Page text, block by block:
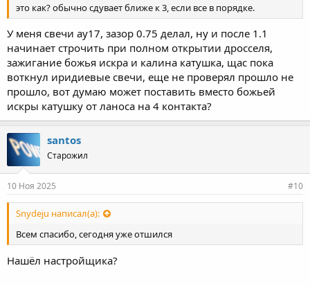
это как? обычно сдувает ближе к 3, если все в порядке.
У меня свечи ау17, зазор 0.75 делал, ну и после 1.1
начинает строчить при полном открытии дросселя,
зажигание божья искра и калина катушка, щас пока
воткнул иридиевые свечи, еще не проверял прошло не
прошло, вот думаю может поставить вместо божьей
искры катушку от ланоса на 4 контакта?
santos
Старожил
10 Ноя 2025 #10
Snydeju написал(а):
Всем спасибо, сегодня уже отшился
Нашёл настройщика?